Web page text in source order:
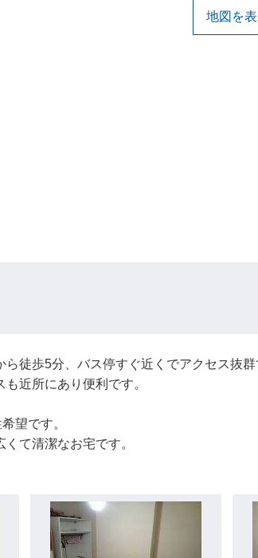
地図を
徒歩5分、バス停すぐ近くでアクセス抜群
近所にあり便利です。
望です。
て清潔なお宅です。